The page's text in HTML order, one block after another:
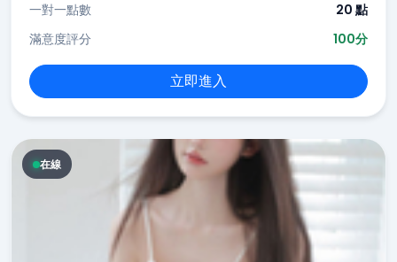
一對一點數
20 點
滿意度評分
100分
立即進入
在線